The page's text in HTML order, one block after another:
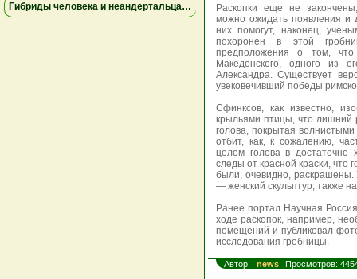
Гибриды человека и неандертальца могли вымирать из-за несовместимости крови — новое исследование
Раскопки еще не
можно ожидать появления и
них помогут, наконец,
похоронен в этой
предположения о том,
Македонского, одного из
Александра. Существует
увековечивший победы
Сфинксов, как известно,
крыльями птицы, что лишний
голова, покрытая
отбит, как, к сожалению,
целом голова в
следы от красной краски, что
были, очевидно, раскрашены.
— женский скульптур, также
Ранее портал Научная
ходе раскопок, например,
помещений и публиковал
исследования гробницы.
Автор: news Просмотров: